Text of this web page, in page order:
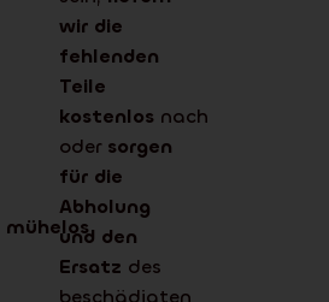
mühelos
wir die
fehlenden
Teile
kostenlos nach
oder sorgen
für die
Abholung
und den
Ersatz des
beschädigten